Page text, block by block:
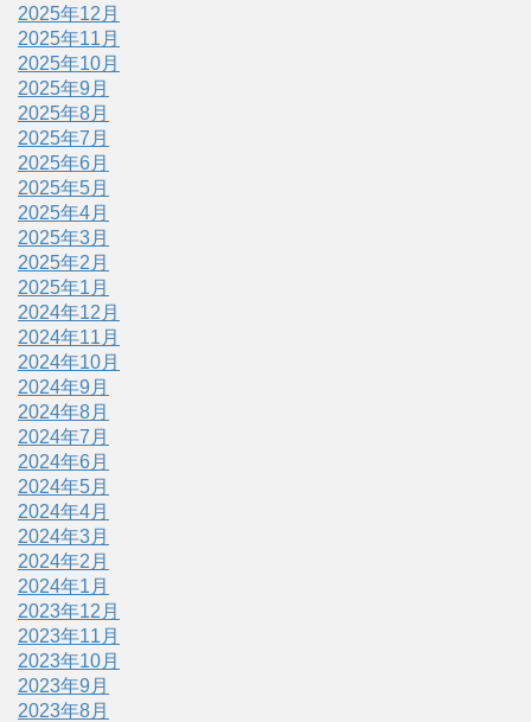
2025年12月
2025年11月
2025年10月
2025年9月
2025年8月
2025年7月
2025年6月
2025年5月
2025年4月
2025年3月
2025年2月
2025年1月
2024年12月
2024年11月
2024年10月
2024年9月
2024年8月
2024年7月
2024年6月
2024年5月
2024年4月
2024年3月
2024年2月
2024年1月
2023年12月
2023年11月
2023年10月
2023年9月
2023年8月